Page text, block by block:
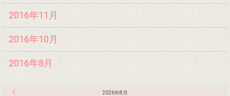
2016年11月
2016年10月
2016年8月
2026年8月